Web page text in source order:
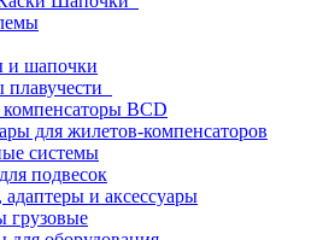
и шапочки
BCD
для жилетов-компенсаторов
системы
подвесок
и аксессуары
грузовые